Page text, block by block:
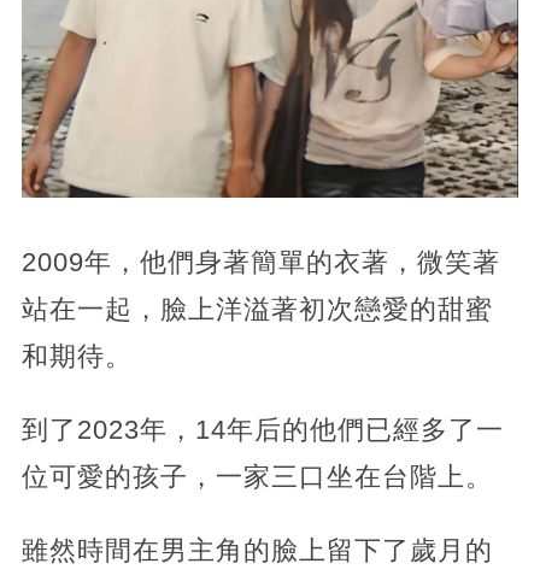
2009年， 他們身著簡單的衣著，微笑著
站在一起，臉上洋溢著初次戀愛的甜蜜
和期待。
到了2023年，14年后的他們已經多了一
位可愛的孩子，一家三口坐在台階上。
雖然時間在男主角的臉上留下了歲月的